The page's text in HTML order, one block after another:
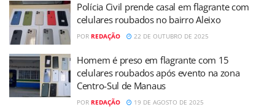
Polícia Civil prende casal em flagrante com
celulares roubados no bairro Aleixo
POR REDAÇÃO 22 DE OUTUBRO DE 2025
Homem é preso em flagrante com 15
celulares roubados após evento na zona
Centro-Sul de Manaus
POR REDAÇÃO 19 DE AGOSTO DE 2025